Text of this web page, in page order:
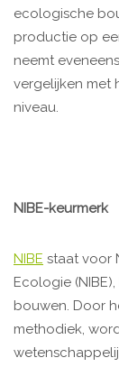
ecologische
productie op
neemt
vergelijken met
niveau.
NIBE-keurmerk
NIBE staat voor
Ecologie
bouwen. Door
methodiek,